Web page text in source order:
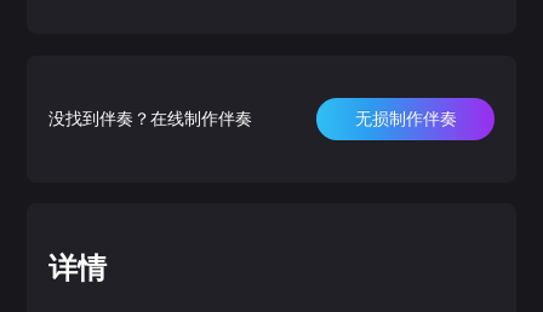
没找到伴奏？在线制作伴奏 无损制作伴奏
详情